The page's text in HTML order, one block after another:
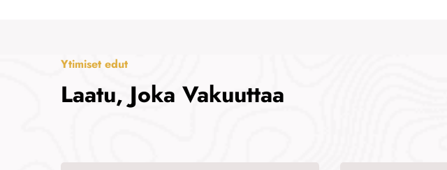
Ytimiset edut
Laatu, Joka Vakuuttaa